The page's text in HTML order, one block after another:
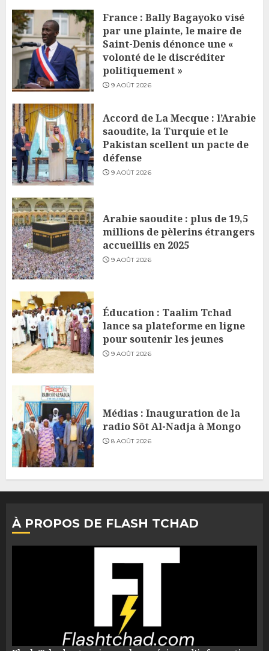
France : Bally Bagayoko visé
par une plainte, le maire de
Saint-Denis dénonce une «
volonté de le discréditer
politiquement »
9 AOÛT 2026
Accord de La Mecque : l’Arabie
saoudite, la Turquie et le
Pakistan scellent un pacte de
défense
9 AOÛT 2026
Arabie saoudite : plus de 19,5
millions de pèlerins étrangers
accueillis en 2025
9 AOÛT 2026
Éducation : Taalim Tchad
lance sa plateforme en ligne
pour soutenir les jeunes
9 AOÛT 2026
Médias : Inauguration de la
radio Sôt Al-Nadja à Mongo
8 AOÛT 2026
À PROPOS DE FLASH TCHAD